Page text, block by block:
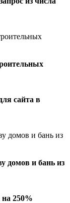
сайта в
домов и бань из
на 250%